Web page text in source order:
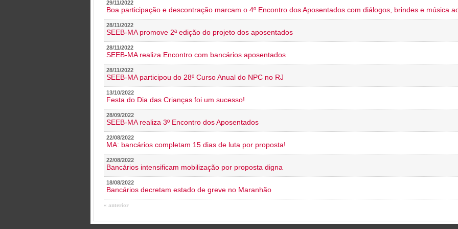
29/11/2022
Boa participação e descontração marcam o 4º Encontro dos Aposentados com diálogos, brindes e música
28/11/2022
SEEB-MA promove 2ª edição do projeto dos aposentados
28/11/2022
SEEB-MA realiza Encontro com bancários aposentados
28/11/2022
SEEB-MA participou do 28º Curso Anual do NPC no RJ
13/10/2022
Festa do Dia das Crianças foi um sucesso!
28/09/2022
SEEB-MA realiza 3º Encontro dos Aposentados
22/08/2022
MA: bancários completam 15 dias de luta por proposta!
22/08/2022
Bancários intensificam mobilização por proposta digna
18/08/2022
Bancários decretam estado de greve no Maranhão
« anterior